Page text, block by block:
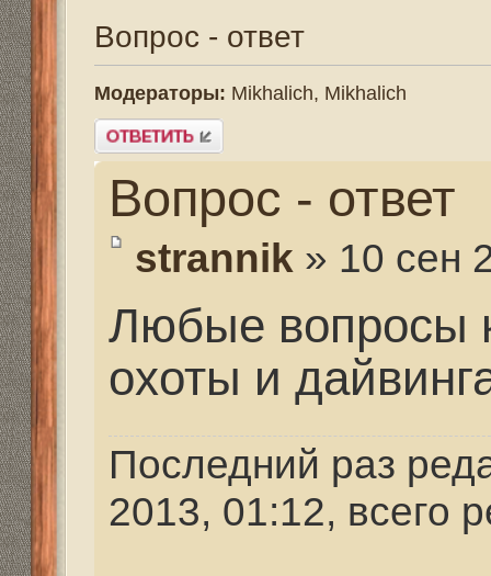
Вопрос - ответ
strannik» 10 сен 2013,
Любые вопросы
охоты и дайвинга
Последний раз
2013, 01:12, всего
Re: Путешествия.
Оборудование.
strannik» 10 сен 2013,